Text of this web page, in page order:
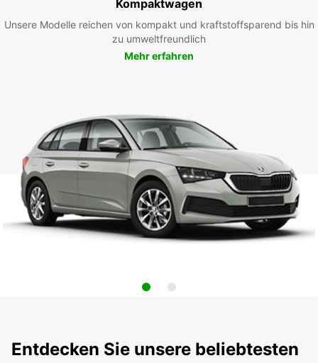
Kompaktwagen
Unsere Modelle reichen von kompakt und kraftstoffsparend bis hin
zu umweltfreundlich
Mehr erfahren
Entdecken Sie unsere beliebtesten